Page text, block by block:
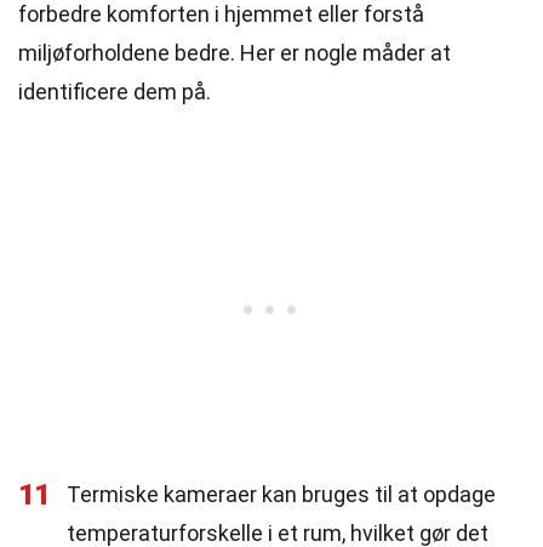
forbedre komforten i hjemmet eller forstå
miljøforholdene bedre. Her er nogle måder at
identificere dem på.
11
Termiske kameraer kan bruges til at opdage
temperaturforskelle i et rum, hvilket gør det